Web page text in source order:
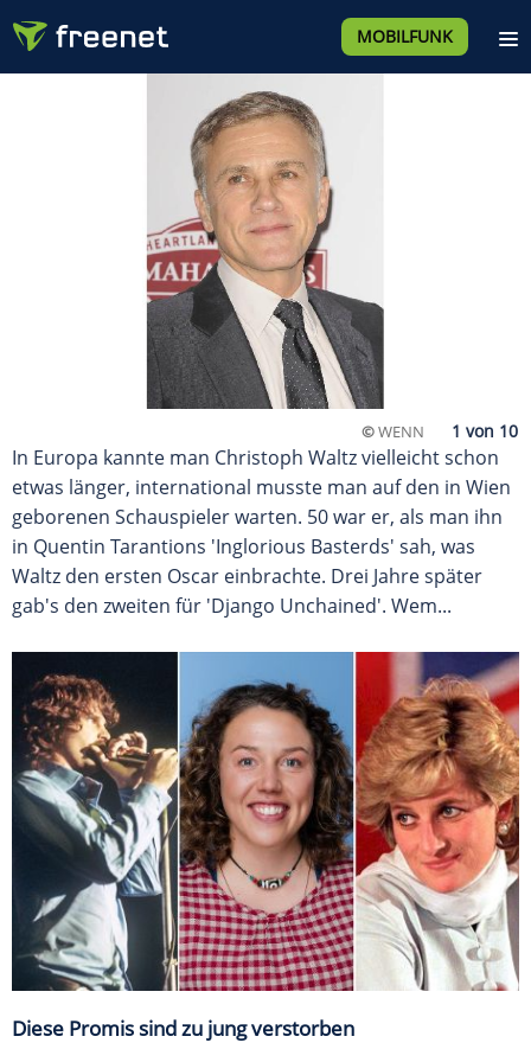
MOBILFUNK
©WENN
In Europa kannte man Christoph Waltz vielleicht schon
etwas länger, international musste man auf den in Wien
geborenen Schauspieler warten. 50 war er, als man ihn
in Quentin Tarantions 'Inglorious Basterds' sah, was
Waltz den ersten Oscar einbrachte. Drei Jahre später
gab's den zweiten für 'Django Unchained'. Wem...
Diese Promis sind zu jung verstorben